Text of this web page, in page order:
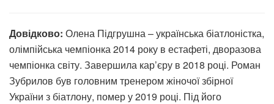
Довідково: Олена Підгрушна – українська біатлоністка,
олімпійська чемпіонка 2014 року в естафеті, дворазова
чемпіонка світу. Завершила кар’єру в 2018 році. Роман
Зубрилов був головним тренером жіночої збірної
України з біатлону, помер у 2019 році. Під його